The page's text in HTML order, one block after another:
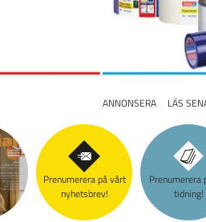
ANNONSERA LÄS
Prenumerera på vårt
nyhetsbrev!
Prenumerera
tidning!